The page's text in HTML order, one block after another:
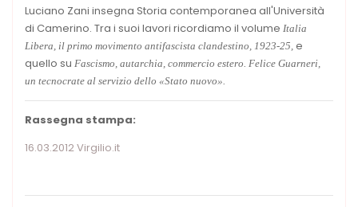
Luciano Zani insegna Storia contemporanea all'Università
di Camerino. Tra i suoi lavori ricordiamo il volume Italia
Libera, il primo movimento antifascista clandestino, 1923-25, e
quello su Fascismo, autarchia, commercio estero. Felice Guarneri,
un tecnocrate al servizio dello «Stato nuovo».
Rassegna stampa:
16.03.2012 Virgilio.it